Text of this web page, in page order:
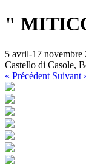
"
5 avril-17 novembre
Castello di Casole,
« Précédent Suivant